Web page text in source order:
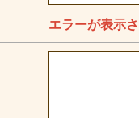
エラーが表示